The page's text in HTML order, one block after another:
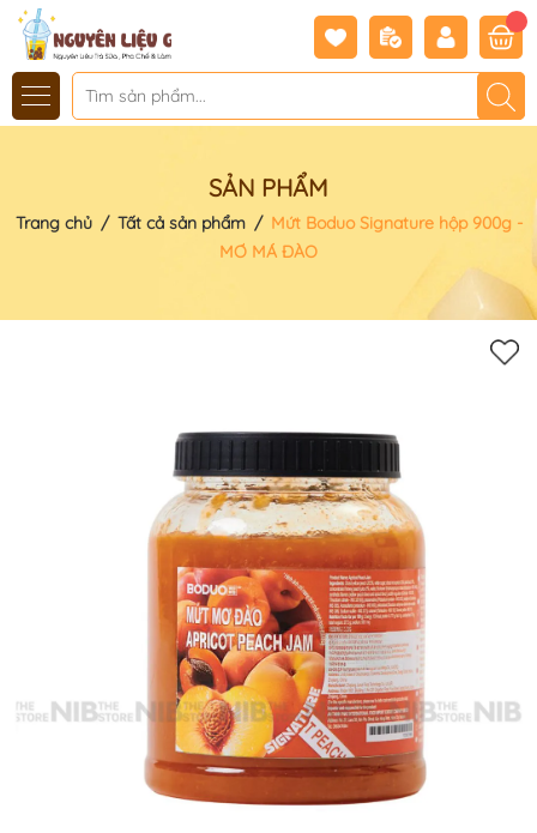
SẢN PHẨM
Trang chủ / Tất cả sản phẩm / Mứt Boduo Signature hộp 900g -
MƠ MÁ ĐÀO